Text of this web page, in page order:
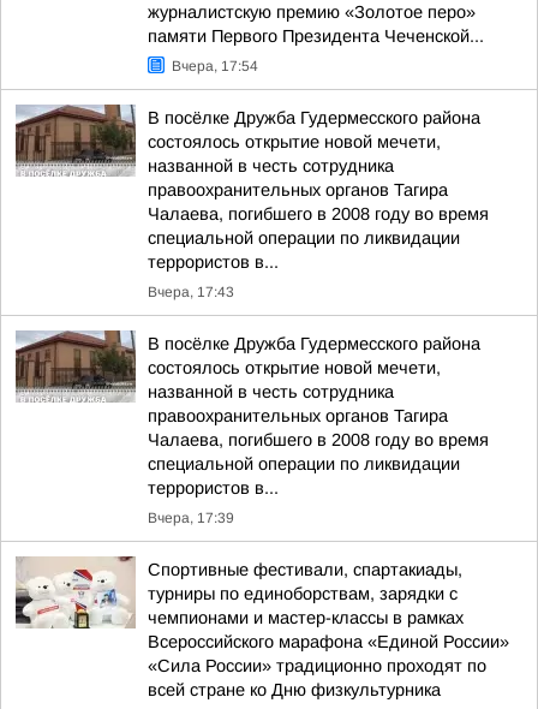
журналистскую премию «Золотое перо»
памяти Первого Президента Чеченской...
Вчера, 17:54
В посёлке Дружба Гудермесского района
состоялось открытие новой мечети,
названной в честь сотрудника
правоохранительных органов Тагира
Чалаева, погибшего в 2008 году во время
специальной операции по ликвидации
террористов в...
Вчера, 17:43
В посёлке Дружба Гудермесского района
состоялось открытие новой мечети,
названной в честь сотрудника
правоохранительных органов Тагира
Чалаева, погибшего в 2008 году во время
специальной операции по ликвидации
террористов в...
Вчера, 17:39
Спортивные фестивали, спартакиады,
турниры по единоборствам, зарядки с
чемпионами и мастер-классы в рамках
Всероссийского марафона «Единой России»
«Сила России» традиционно проходят по
всей стране ко Дню физкультурника